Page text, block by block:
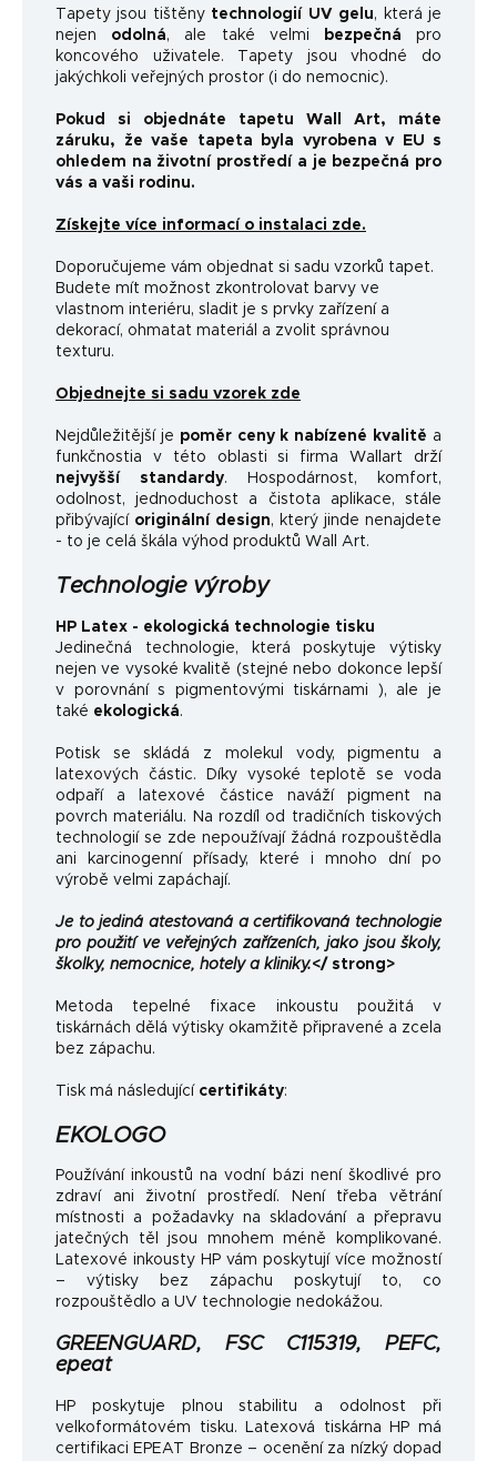
Tapety jsou tištěny technologií UV gelu, která je
nejen odolná, ale také velmi bezpečná pro
koncového uživatele. Tapety jsou vhodné do
jakýchkoli veřejných prostor (i do nemocnic).
Pokud si objednáte tapetu Wall Art, máte
záruku, že vaše tapeta byla vyrobena v EU s
ohledem na životní prostředí a je bezpečná pro
vás a vaši rodinu.
Získejte více informací o instalaci zde.
Doporučujeme vám objednat si sadu vzorků tapet.
Budete mít možnost zkontrolovat barvy ve
vlastnom interiéru, sladit je s prvky zařízení a
dekorací, ohmatat materiál a zvolit správnou
texturu.
Objednejte si sadu vzorek zde
Nejdůležitější je poměr ceny k nabízené kvalitě a
funkčnostia v této oblasti si firma Wallart drží
nejvyšší standardy. Hospodárnost, komfort,
odolnost, jednoduchost a čistota aplikace, stále
přibývající originální design, který jinde nenajdete
- to je celá škála výhod produktů Wall Art.
Technologie výroby
HP Latex - ekologická technologie tisku
Jedinečná technologie, která poskytuje výtisky
nejen ve vysoké kvalitě (stejné nebo dokonce lepší
v porovnání s pigmentovými tiskárnami ), ale je
také ekologická.
Potisk se skládá z molekul vody, pigmentu a
latexových částic. Díky vysoké teplotě se voda
odpaří a latexové částice naváží pigment na
povrch materiálu. Na rozdíl od tradičních tiskových
technologií se zde nepoužívají žádná rozpouštědla
ani karcinogenní přísady, které i mnoho dní po
výrobě velmi zapáchají.
Je to jediná atestovaná a certifikovaná technologie
pro použití ve veřejných zařízeních, jako jsou školy,
školky, nemocnice, hotely a kliniky.</ strong>
Metoda tepelné fixace inkoustu použitá v
tiskárnách dělá výtisky okamžitě připravené a zcela
bez zápachu.
Tisk má následující certifikáty:
EKOLOGO
Používání inkoustů na vodní bázi není škodlivé pro
zdraví ani životní prostředí. Není třeba větrání
místnosti a požadavky na skladování a přepravu
jatečných těl jsou mnohem méně komplikované.
Latexové inkousty HP vám poskytují více možností
– výtisky bez zápachu poskytují to, co
rozpouštědlo a UV technologie nedokážou.
GREENGUARD, FSC C115319, PEFC,
epeat
HP poskytuje plnou stabilitu a odolnost při
velkoformátovém tisku. Latexová tiskárna HP má
certifikaci EPEAT Bronze – ocenění za nízký dopad